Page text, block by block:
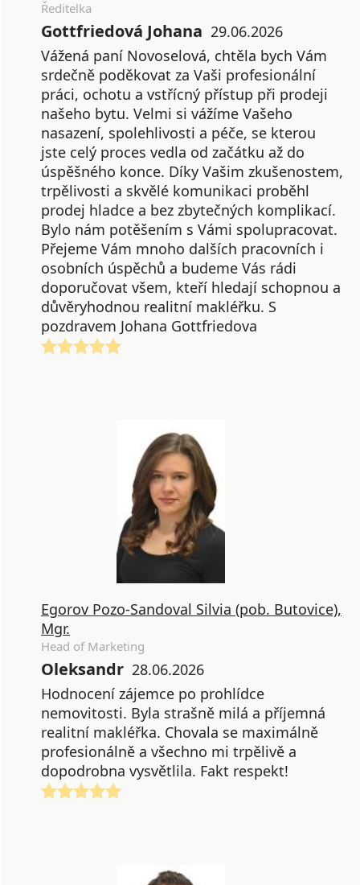
Ředitelka
Gottfriedová Johana 29.06.2026
Vážená paní Novoselová, chtěla bych Vám
srdečně poděkovat za Vaši profesionální
práci, ochotu a vstřícný přístup při prodeji
našeho bytu. Velmi si vážíme Vašeho
nasazení, spolehlivosti a péče, se kterou
jste celý proces vedla od začátku až do
úspěšného konce. Díky Vašim zkušenostem,
trpělivosti a skvělé komunikaci proběhl
prodej hladce a bez zbytečných komplikací.
Bylo nám potěšením s Vámi spolupracovat.
Přejeme Vám mnoho dalších pracovních i
osobních úspěchů a budeme Vás rádi
doporučovat všem, kteří hledají schopnou a
důvěryhodnou realitní makléřku. S
pozdravem Johana Gottfriedova
Egorov Pozo-Sandoval Silvia (pob. Butovice),
Mgr.
Head of Marketing
Oleksandr 28.06.2026
Hodnocení zájemce po prohlídce
nemovitosti. Byla strašně milá a příjemná
realitní makléřka. Chovala se maximálně
profesionálně a všechno mi trpělivě a
dopodrobna vysvětlila. Fakt respekt!